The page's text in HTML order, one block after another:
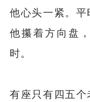
他心头一紧。
他攥着方向盘
时。
有座只有四五个